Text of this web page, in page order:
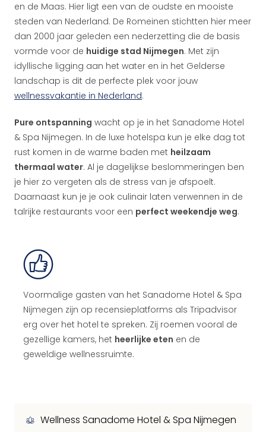
en de Maas. Hier ligt een van de oudste en mooiste
steden van Nederland. De Romeinen stichtten hier meer
dan 2000 jaar geleden een nederzetting die de basis
vormde voor de huidige stad Nijmegen. Met zijn
idyllische ligging aan het water en in het Gelderse
landschap is dit de perfecte plek voor jouw
wellnessvakantie in Nederland.
Pure ontspanning wacht op je in het Sanadome Hotel
& Spa Nijmegen. In de luxe hotelspa kun je elke dag tot
rust komen in de warme baden met heilzaam
thermaal water. Al je dagelijkse beslommeringen ben
je hier zo vergeten als de stress van je afspoelt.
Daarnaast kun je je ook culinair laten verwennen in de
talrijke restaurants voor een perfect weekendje weg.
Voormalige gasten van het Sanadome Hotel & Spa
Nijmegen zijn op recensieplatforms als Tripadvisor
erg over het hotel te spreken. Zij roemen vooral de
gezellige kamers, het heerlijke eten en de
geweldige wellnessruimte.
Wellness Sanadome Hotel & Spa Nijmegen